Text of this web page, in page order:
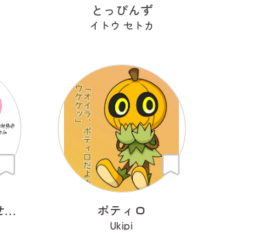
とっぴんず
イトウ セトカ
わたしのかわいいせかい ポティロ
Ukipi